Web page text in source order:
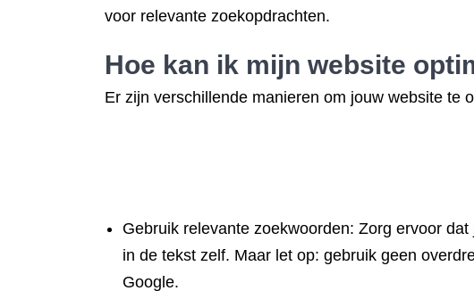
voor relevante zoekopdrachten.
Hoe kan ik mijn website
Er zijn verschillende manieren om jouw website te
Gebruik relevante zoekwoorden: Zorg ervoor
in de tekst zelf. Maar let op: gebruik geen
Google.